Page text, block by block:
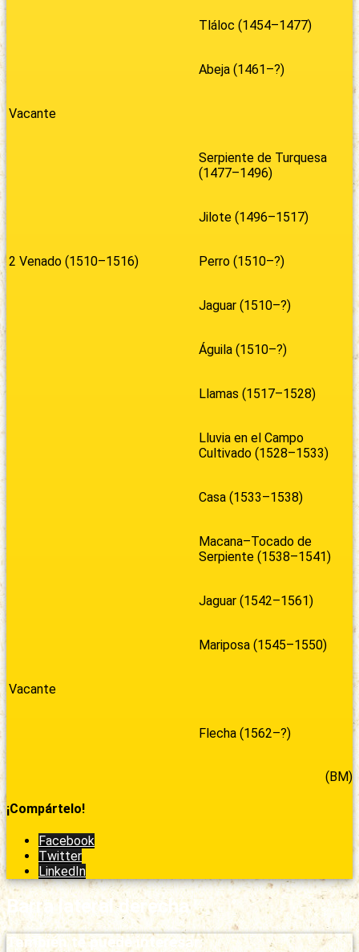
Tláloc (1454–1477)
Abeja (1461–?)
Vacante
Serpiente de Turquesa
(1477–1496)
Jilote (1496–1517)
2 Venado (1510–1516) Perro (1510–?)
Jaguar (1510–?)
Águila (1510–?)
Llamas (1517–1528)
Lluvia en el Campo
Cultivado (1528–1533)
Casa (1533–1538)
Macana–Tocado de
Serpiente (1538–1541)
Jaguar (1542–1561)
Mariposa (1545–1550)
Vacante
Flecha (1562–?)
(BM)
¡Compártelo!
Facebook
Twitter
LinkedIn
Barra lateral derecha
También te puede interesar: